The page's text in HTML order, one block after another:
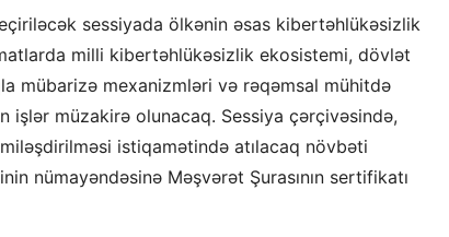
sessiyada ölkənin əsas kibertəhlükəsizlik
milli kibertəhlükəsizlik ekosistemi, dövlət
mübarizə mexanizmləri və rəqəmsal mühitdə
işlər müzakirə olunacaq. Sessiya çərçivəsində,
istiqamətində atılacaq növbəti
nümayəndəsinə Məşvərət Şurasının sertifikatı